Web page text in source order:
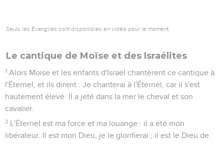
Seuls les Évangiles sont disponibles en vidéo pour le moment.
Le cantique de Moïse et des Israélites
1 Alors Moïse et les enfants d'Israël chantèrent ce cantique à
l'Éternel, et ils dirent : Je chanterai à l'Éternel, car il s'est
hautement élevé. Il a jeté dans la mer le cheval et son
cavalier.
2 L'Éternel est ma force et ma louange : il a été mon
libérateur. Il est mon Dieu, je le glorifierai ; il est le Dieu de